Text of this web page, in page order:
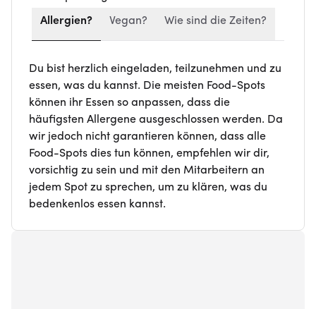
Allergien? Vegan? Wie sind die Zeiten?
Du bist herzlich eingeladen, teilzunehmen und zu
essen, was du kannst. Die meisten Food-Spots
können ihr Essen so anpassen, dass die
häufigsten Allergene ausgeschlossen werden. Da
wir jedoch nicht garantieren können, dass alle
Food-Spots dies tun können, empfehlen wir dir,
vorsichtig zu sein und mit den Mitarbeitern an
jedem Spot zu sprechen, um zu klären, was du
bedenkenlos essen kannst.